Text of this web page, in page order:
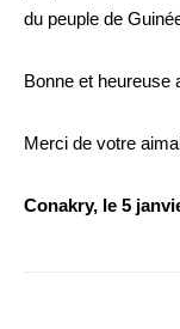
du peuple de
Bonne et heureuse
Merci de votre
Conakry, le 5